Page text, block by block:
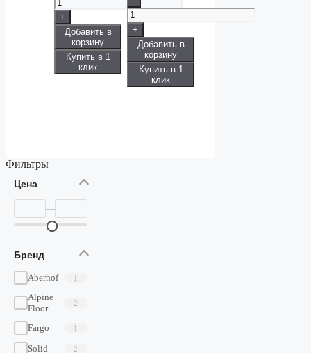
+
Добавить в
корзину
Купить в 1
клик
+
Добавить в
корзину
Купить в 1
клик
Фильтры
Цена
—
Бренд
Aberhof 1
Alpine
Floor
2
Fargo 1
Solid 2